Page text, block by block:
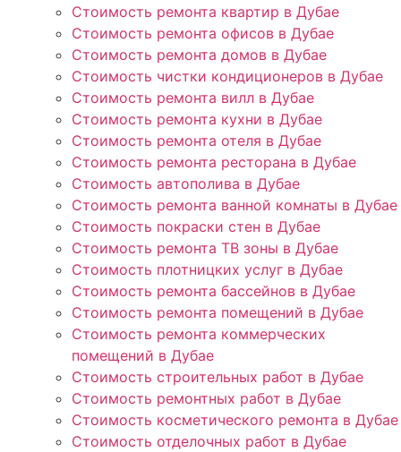
Стоимость ремонта квартир в Дубае
Стоимость ремонта офисов в Дубае
Стоимость ремонта домов в Дубае
Стоимость чистки кондиционеров в Дубае
Стоимость ремонта вилл в Дубае
Стоимость ремонта кухни в Дубае
Стоимость ремонта отеля в Дубае
Стоимость ремонта ресторана в Дубае
Стоимость автополива в Дубае
Стоимость ремонта ванной комнаты в Дубае
Стоимость покраски стен в Дубае
Стоимость ремонта ТВ зоны в Дубае
Стоимость плотницких услуг в Дубае
Стоимость ремонта бассейнов в Дубае
Стоимость ремонта помещений в Дубае
Стоимость ремонта коммерческих
помещений в Дубае
Стоимость строительных работ в Дубае
Стоимость ремонтных работ в Дубае
Стоимость косметического ремонта в Дубае
Стоимость отделочных работ в Дубае